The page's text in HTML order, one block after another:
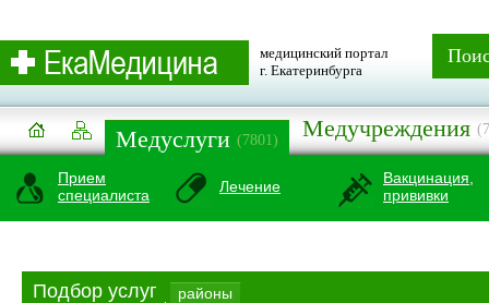
медицинский портал
г. Екатеринбурга
Медуслуги (7801) Медучреждения
Прием
специалиста
Лечение
Вакцинация,
прививки
Подбор услуг районы